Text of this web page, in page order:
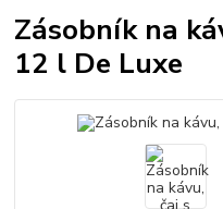
Zásobník na
12 l De Luxe